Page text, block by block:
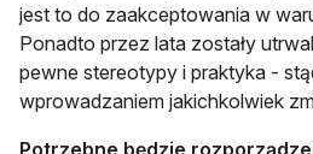
jest to do zaakceptowania w
Ponadto przez lata zostały
pewne stereotypy i praktyka -
wprowadzaniem jakichkolwiek
Potrzebne będzie